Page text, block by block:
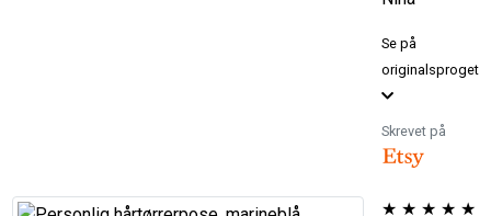
Se på
originalsproget
Skrevet på
★ ★ ★ ★ ★